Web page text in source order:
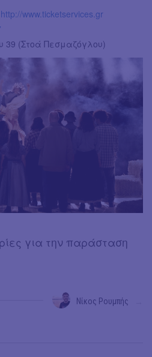
http://www.ticketservices.gr
39 (Στοά Πεσμαζόγλου)
για την παράσταση
Νίκος Ρουμπής